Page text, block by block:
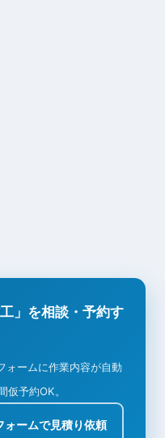
」を相談・予約す
ォームに作業内容が自動
予約OK。
ォームで見積り依頼